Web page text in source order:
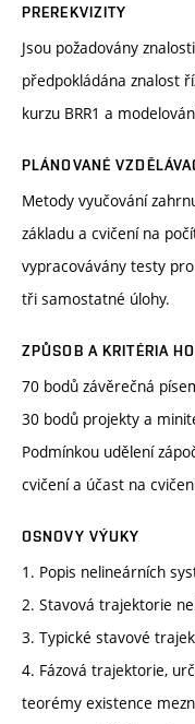
PREREKVIZITY
Jsou požadovány
předpokládána znalost
kurzu BRR1 a
PLÁNOVANÉ
Metody vyučování
základu a cvičení na
vypracovávány testy
tři samostatné úlohy.
ZPŮSOB A KRITÉRIA
70 bodů závěrečná
30 bodů projekty a
Podmínkou udělení
cvičení a účast na
OSNOVY VÝUKY
1. Popis nelineárních
2. Stavová trajektorie
3. Typické stavové
4. Fázová trajektorie,
teorémy existence